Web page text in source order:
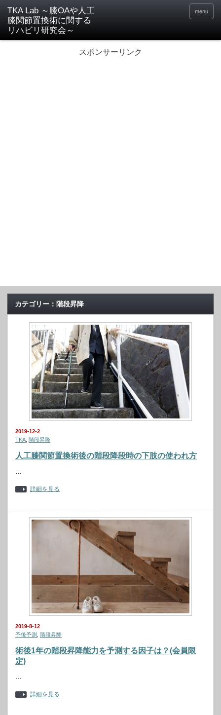
TKA Lab ～膝OAや人工
膝関節置換術に関する
リハビリ研究会～
menu
スポンサーリンク
カテゴリー：階段昇降
2019-12-2
TKA 階段昇降
人工膝関節置換術後の階段降段時の下肢の使われ方
…
詳細を見る
2019-8-12
予後予測
階段昇降
術後1年の階段昇降能力を予測する因子は？(会員限
定)
…
詳細を見る